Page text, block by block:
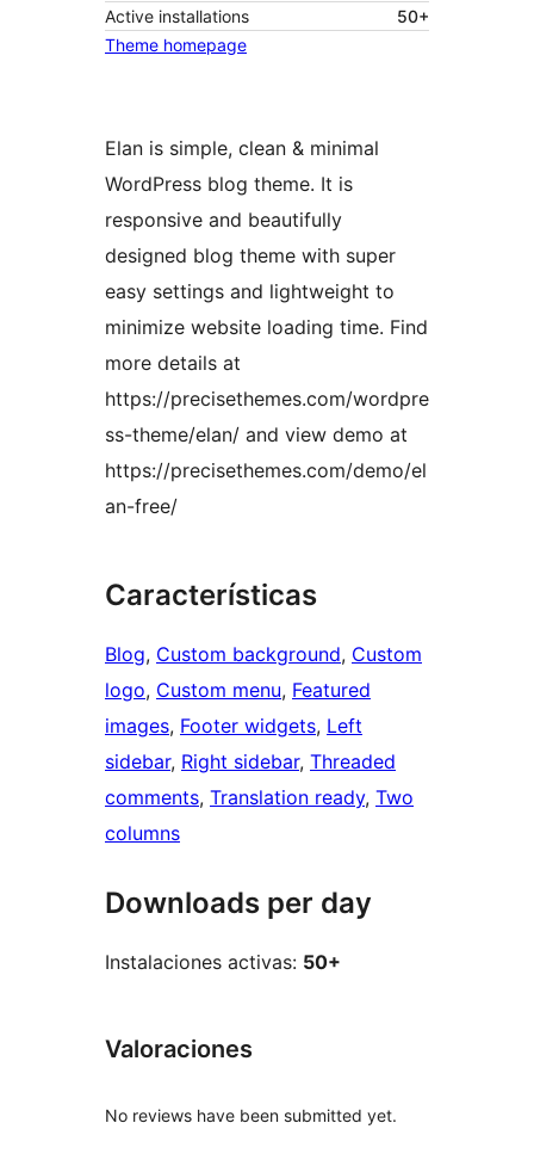
Active installations
50+
Theme homepage
Elan is simple, clean & minimal
WordPress blog theme. It is
responsive and beautifully
designed blog theme with super
easy settings and lightweight to
minimize website loading time. Find
more details at
https://precisethemes.com/wordpre
ss-theme/elan/ and view demo at
https://precisethemes.com/demo/el
an-free/
Características
Blog, Custom background, Custom
logo, Custom menu, Featured
images, Footer widgets, Left
sidebar, Right sidebar, Threaded
comments, Translation ready, Two
columns
Downloads per day
Instalaciones activas: 50+
Valoraciones
No reviews have been submitted yet.